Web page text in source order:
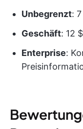
Unbegrenzt:
Geschäft: 12
Enterprise: